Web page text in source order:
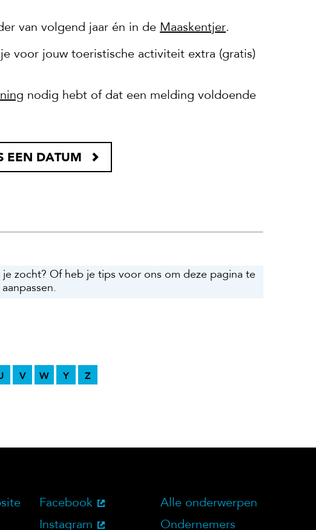
van volgend jaar én in de Maaskentjer.
voor jouw toeristische activiteit extra (gratis)
nodig hebt of dat een melding voldoende
EEN DATUM
zocht? Of heb je tips voor ons om deze pagina te
V W Y Z
website
Social Media
Facebook
Instagram
Doelgroepen
Alle onderwerpen
Ondernemers